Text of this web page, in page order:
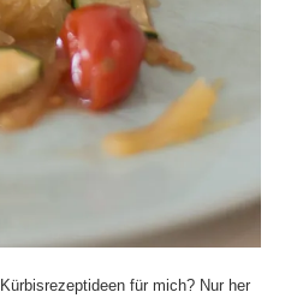
für mich? Nur her